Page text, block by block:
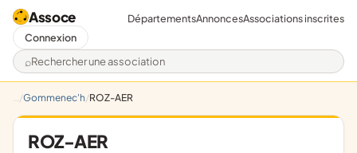
Assoce
Rechercher une association
DépartementsAnnoncesAssociations inscrites
Connexion
Gommenec'h ROZ-AER
ROZ-AER